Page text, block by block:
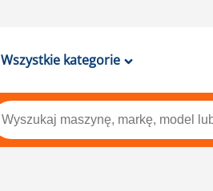
Wszystkie kategorie